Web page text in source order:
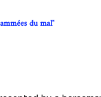
du mal"